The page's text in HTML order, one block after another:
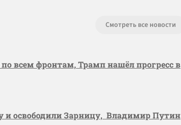
Смотреть все новости
всем фронтам, Трамп нашёл прогресс в
и освободили Зарницу, Владимир Путин